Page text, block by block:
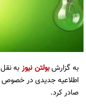
به گزارشبولتن نیوز به
اطلاعیه جدیدی در خصوص
صادر کرد.